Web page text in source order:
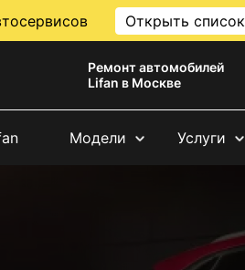
Открыть список
Ремонт автомобилей
Lifan в Москве
Модели Услуги